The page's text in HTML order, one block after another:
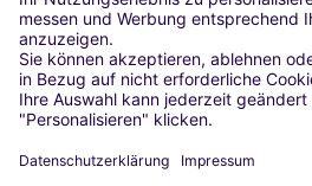
PARKEN AM FLUGHAFEN
Parken Flughafen Hamburg
Parken Flughafen Frankfurt Main
Parken Flughafen München
Parken Flughafen Düsseldorf
Parken Flughafen Berlin-Tegel
Parken Flughafen Köln/Bonn